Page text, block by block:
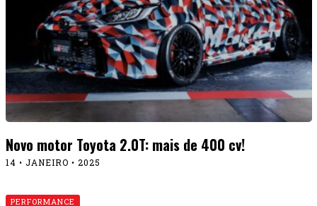
Novo motor Toyota 2.0T: mais de 400 cv!
14 • JANEIRO • 2025
PERFORMANCE